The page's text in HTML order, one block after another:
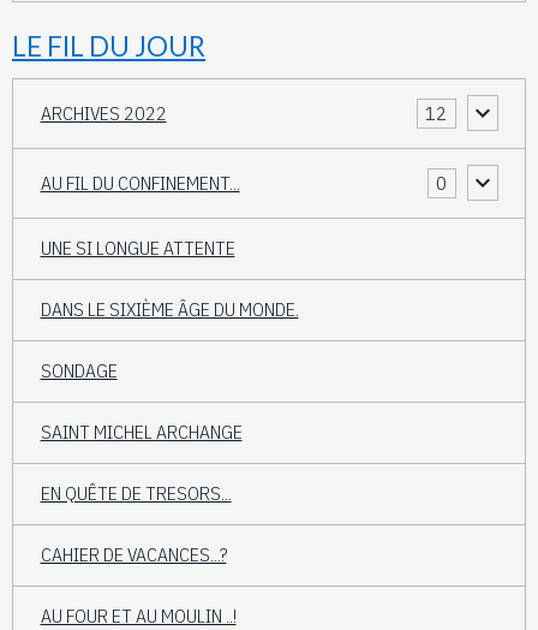
LE FIL DU JOUR
ARCHIVES 2022 12
AU FIL DU CONFINEMENT... 0
UNE SI LONGUE ATTENTE
DANS LE SIXIÈME ÂGE DU MONDE.
SONDAGE
SAINT MICHEL ARCHANGE
EN QUÊTE DE TRESORS...
CAHIER DE VACANCES...?
AU FOUR ET AU MOULIN ..!